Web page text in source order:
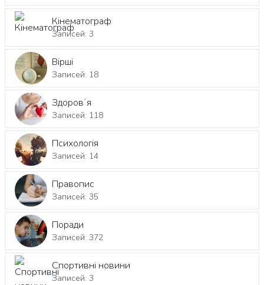
Кінематограф
Записей: 3
Вірші
Записей: 18
Здоровʼя
Записей: 118
Психологія
Записей: 14
Правопис
Записей: 35
Поради
Записей: 372
Спортивні новини
Записей: 3